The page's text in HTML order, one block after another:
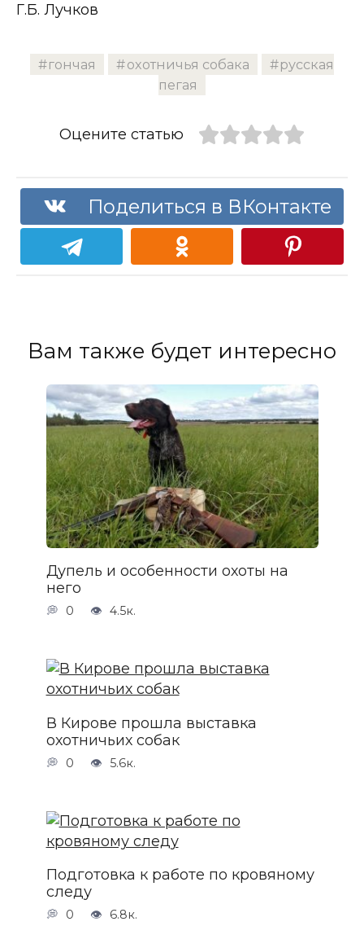
Г.Б. Лучков
гончая охотничья собака
русская
пегая
Оцените статью
Поделиться в ВКонтакте
Вам также будет интересно
Дупель и особенности охоты на
него
0 4.5к.
В Кирове прошла выставка
охотничьих собак
0 5.6к.
Подготовка к работе по кровяному
следу
0 6.8к.